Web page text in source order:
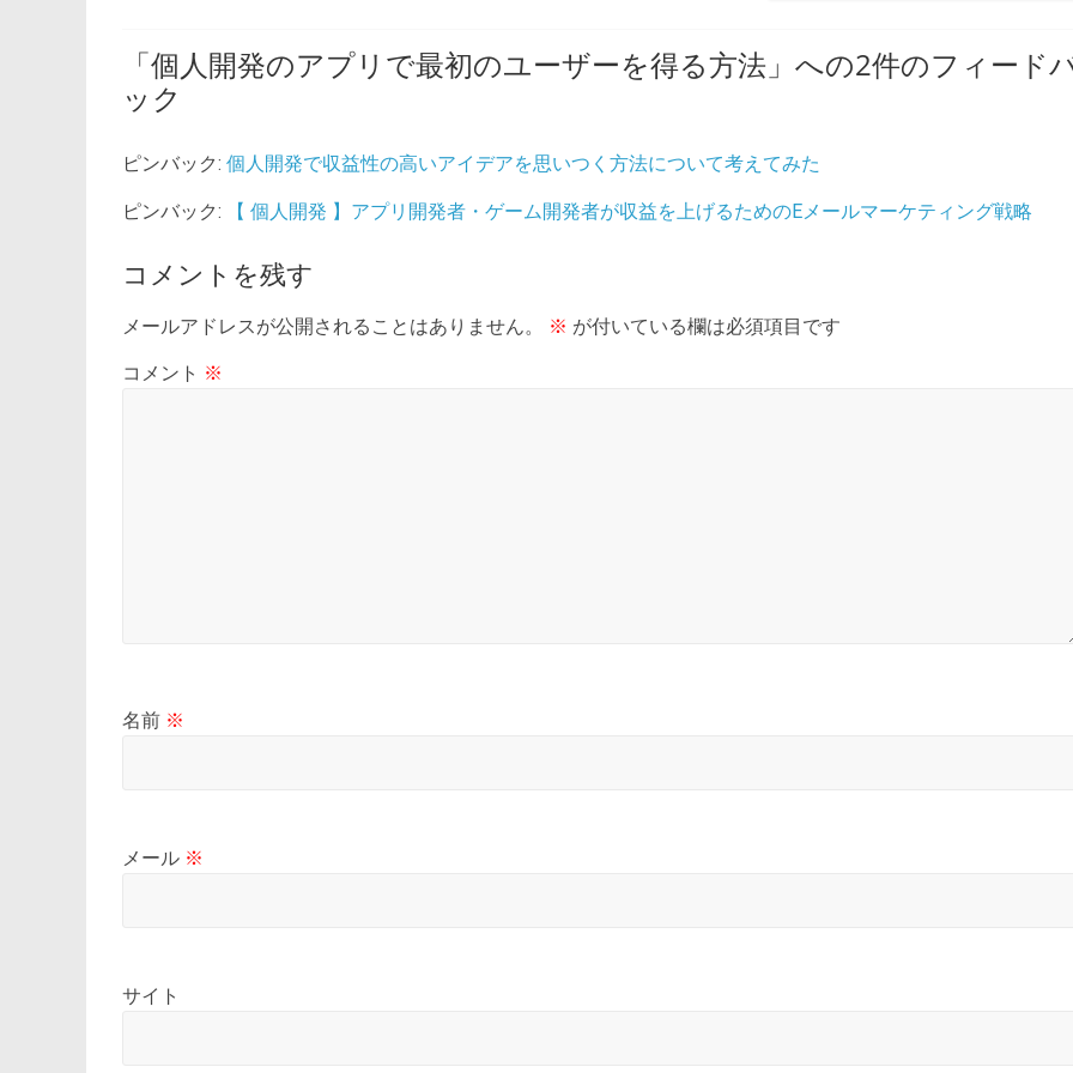
「個人開発のアプリで最初のユーザーを得る方法 」への2件のフィード
ック
ピンバック: 個人開発で収益性の高いアイデアを思いつく方法について考えてみた
ピンバック: 【 個人開発 】アプリ開発者・ゲーム開発者が収益を上げるためのEメールマーケティング戦略
コメントを残す
メールアドレスが公開されることはありません。 ※ が付いている欄は必須項目です
コメント ※
名前 ※
メール ※
サイト